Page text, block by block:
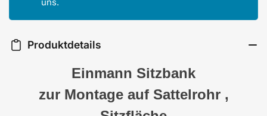
Produktdetails
Einmann Sitzbank
zur Montage auf Sattelrohr ,